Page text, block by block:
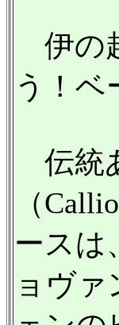
伊の
う！ベ
伝統
（
ースは
ョヴ